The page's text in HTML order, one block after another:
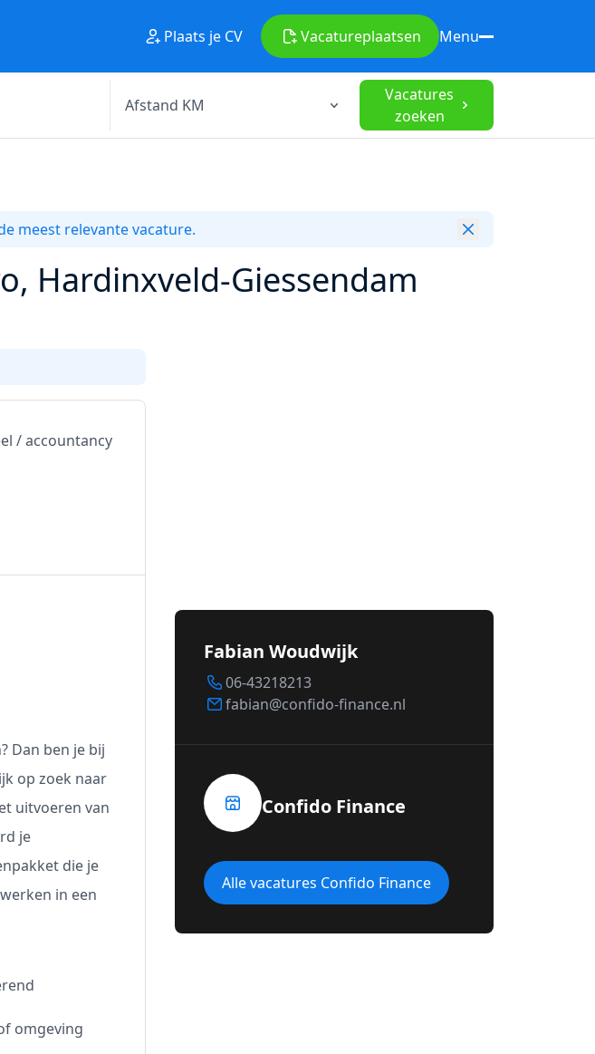
Plaats je CV Vacatureplaatsen Menu
Vacatures
zoeken
meest relevante vacature.
Hardinxveld-Giessendam
/ accountancy
Dan ben je bij
op zoek naar
uitvoeren van
je
die je
in een
omgeving
Fabian Woudwijk
06-43218213
fabian@confido-finance.nl
Confido Finance
Alle vacatures Confido Finance